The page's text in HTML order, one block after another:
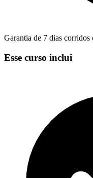
Garantia de 7 dias
Esse curso inclui